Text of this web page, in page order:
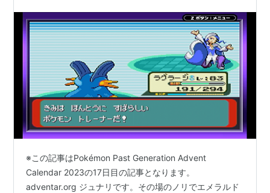
※この記事はPokémon Past Generation Advent
Calendar 2023の17日目の記事となります。
adventar.org ジュナリです。その場のノリでエメラルド